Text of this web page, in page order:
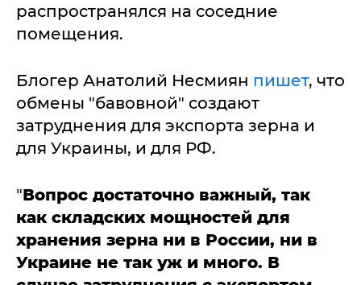
распространялся на соседние
помещения.
Блогер Анатолий Несмиян пишет, что
обмены "бавовной" создают
затруднения для экспорта зерна и
для Украины, и для РФ.
"Вопрос достаточно важный, так
как складских мощностей для
хранения зерна ни в России, ни в
Украине не так уж и много. В